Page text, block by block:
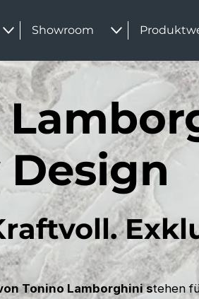
Showroom
Tonino Lamborghini stehen